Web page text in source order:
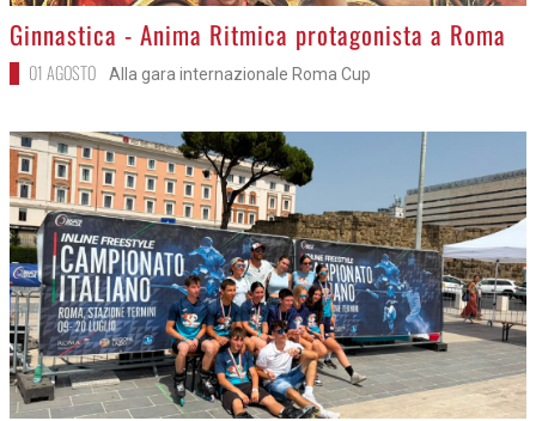
>
Ginnastica - Anima Ritmica protagonista a Roma
01 AGOSTO Alla gara internazionale Roma Cup